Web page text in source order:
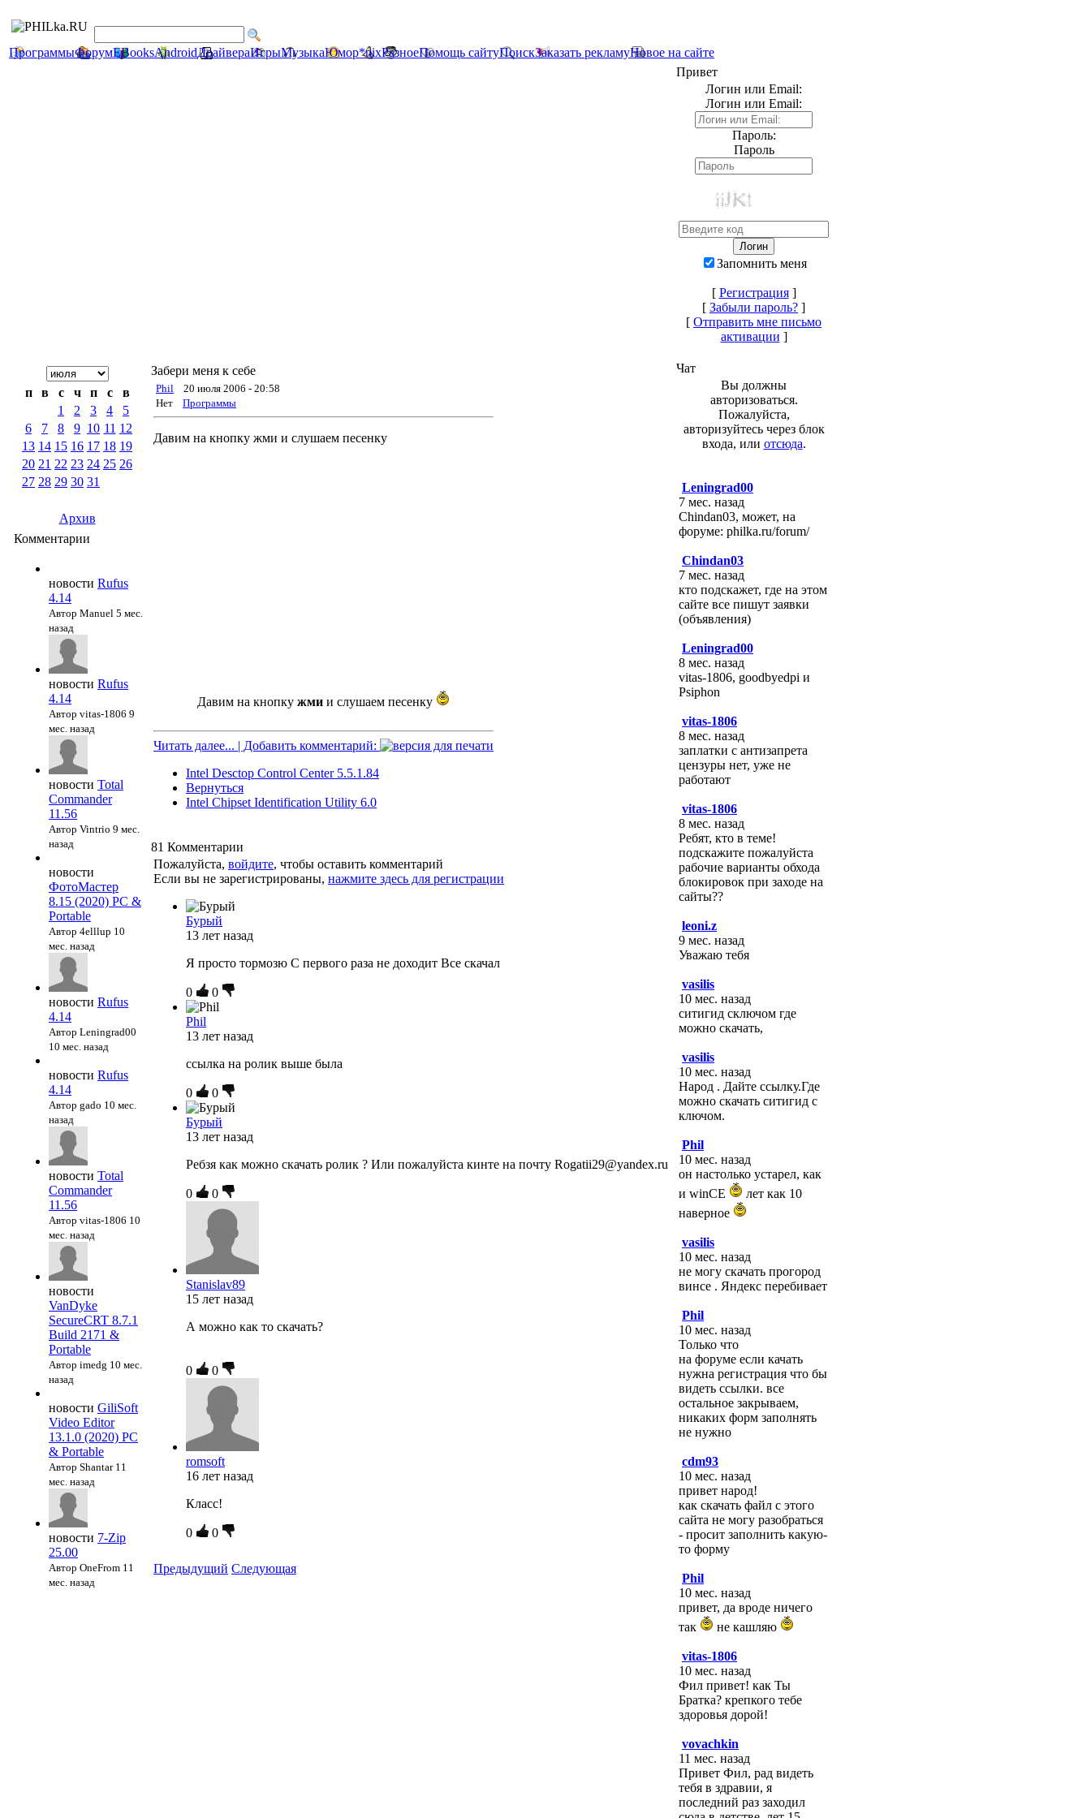
ПрограммыФорумEBooksAndroidДрайвераИгрыМузыкаЮмор*nixРазноеПомощь сайтуПоискЗаказать рекламуНовое на сайте
п в с ч п с
в
1
2 3 4
5
6
7 8 9 10 11 12
13 14 15 16 17 18 19
20 21 22 23 24 25 26
27 28 29 30 31
Архив
Комментарии
новости Rufus
4.14
Автор Manuel 5 мес.
назад
новости Rufus
4.14
Автор vitas-1806 9
мес. назад
новости Total
Commander
11.56
Автор Vintrio 9 мес.
назад
новости
ФотоМастер
8.15 (2020) PC &
Portable
Автор 4elllup 10
мес. назад
новости Rufus
4.14
Автор Leningrad00
10 мес. назад
новости Rufus
4.14
Автор gado 10 мес.
назад
новости Total
Commander
11.56
Автор vitas-1806 10
мес. назад
новости
VanDyke
SecureCRT 8.7.1
Build 2171 &
Portable
Автор imedg 10 мес.
назад
новости GiliSoft
Video Editor
13.1.0 (2020) PC
& Portable
Автор Shantar 11
мес. назад
новости 7-Zip
25.00
Автор OneFrom 11
мес. назад
Забери меня к себе
Phil
20 июля 2006 - 20:58
Нет
Программы
Давим на кнопку жми и слушаем песенку
Давим на кнопку жми и слушаем песенку
Читать далее... | Добавить комментарий:
Intel Desctop Control Center 5.5.1.84
Вернуться
Intel Chipset Identification Utility 6.0
81 Комментарии
Пожалуйста, войдите, чтобы оставить комментарий
Если вы не зарегистрированы, нажмите здесь для регистрации
Бурый
13 лет назад
Я просто тормозю С первого раза не доходит Все скачал
0 0
Phil
13 лет назад
ссылка на ролик выше была
0 0
Бурый
13 лет назад
Ребзя как можно скачать ролик ? Или пожалуйста кинте на почту Rogatii29@yandex.ru
0 0
Stanislav89
15 лет назад
А можно как то скачать?
0 0
romsoft
16 лет назад
Класс!
0 0
Предыдущий Следующая
Привет
Логин или Email:
Логин или Email:
Пароль:
Пароль
Запомнить меня
[ Регистрация]
[ Забыли пароль? ]
[ Отправить мне письмо
активации ]
Чат
Вы должны
авторизоваться.
Пожалуйста,
авторизуйтесь через блок
входа, или отсюда.
Leningrad00
7 мес. назад
Chindan03, может, на
форуме: philka.ru/forum/
Chindan03
7 мес. назад
кто подскажет, где на этом
сайте все пишут заявки
(объявления)
Leningrad00
8 мес. назад
vitas-1806, goodbyedpi и
Psiphon
vitas-1806
8 мес. назад
заплатки с антизапрета
цензуры нет, уже не
работают
vitas-1806
8 мес. назад
Ребят, кто в теме!
подскажите пожалуйста
рабочие варианты обхода
блокировок при заходе на
сайты??
leoni.z
9 мес. назад
Уважаю тебя
vasilis
10 мес. назад
ситигид сключом где
можно скачать,
vasilis
10 мес. назад
Народ . Дайте ссылку.Где
можно скачать ситигид с
ключом.
Phil
10 мес. назад
он настолько устарел, как
и winCE
лет как 10
наверное
vasilis
10 мес. назад
не могу скачать прогород
винсе . Яндекс перебивает
Phil
10 мес. назад
Только что
на форуме если качать
нужна регистрация что бы
видеть ссылки. все
остальное закрываем,
никаких форм заполнять
не нужно
cdm93
10 мес. назад
привет народ!
как скачать файл с этого
сайта не могу разобраться
- просит заполнить какую-
то форму
Phil
10 мес. назад
привет, да вроде ничего
так
не кашляю
vitas-1806
10 мес. назад
Фил привет! как Ты
Братка? крепкого тебе
здоровья дорой!
vovachkin
11 мес. назад
Привет Фил, рад видеть
тебя в здравии, я
последний раз заходил